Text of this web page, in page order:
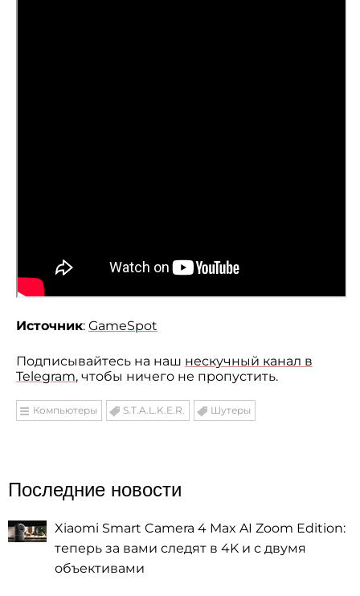
Источник: GameSpot
Подписывайтесь на наш нескучный канал в
Telegram, чтобы ничего не пропустить.
Компьютеры S.T.A.L.K.E.R. Шутеры
Последние новости
Xiaomi Smart Camera 4 Max AI Zoom Edition:
теперь за вами следят в 4K и с двумя
объективами